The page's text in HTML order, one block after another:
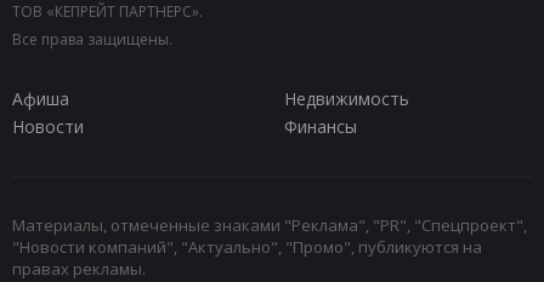
ТОВ «КЕПРЕЙТ ПАРТНЕРС».
Все права защищены.
Афиша
Недвижимость
Новости
Финансы
Материалы, отмеченные знаками "Реклама", "PR", "Спецпроект",
"Новости компаний", "Актуально", "Промо", публикуются на
правах рекламы.